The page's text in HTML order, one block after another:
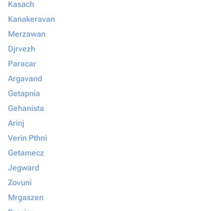
Kasach
Kanakeravan
Merzawan
Djrvezh
Paracar
Argavand
Getapnia
Gehanista
Arinj
Verin Pthni
Getamecz
Jegward
Zovuni
Mrgaszen